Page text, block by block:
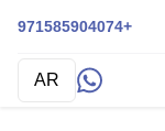
+971585904074
AR